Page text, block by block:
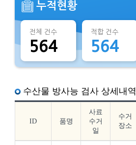
누적현황
전체 건수
564
적합 건수
564
수산물 방사능 검사 상세내역
ID 품명
사료
수거
일
수거
장소